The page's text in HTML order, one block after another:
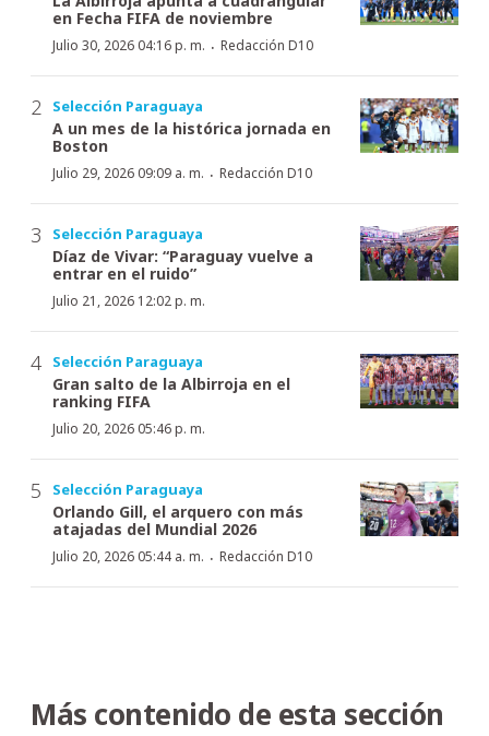
en Fecha FIFA de noviembre
Julio 30, 2026 04:16 p. m. · Redacción D10
Selección Paraguaya
A un mes de la histórica jornada en
Boston
Julio 29, 2026 09:09 a. m. · Redacción D10
Selección Paraguaya
Díaz de Vivar: “Paraguay vuelve a
entrar en el ruido”
Julio 21, 2026 12:02 p. m.
Selección Paraguaya
Gran salto de la Albirroja en el
ranking FIFA
Julio 20, 2026 05:46 p. m.
Selección Paraguaya
Orlando Gill, el arquero con más
atajadas del Mundial 2026
Julio 20, 2026 05:44 a. m. · Redacción D10
Más contenido de esta sección